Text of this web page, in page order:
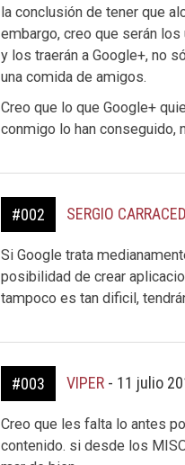
la conclusión de tener que
embargo, creo que serán
y los traerán a Google+, no
una comida de amigos.
Creo que lo que Google+
conmigo lo han conseguido,
#002 SERGIO
Si Google trata
posibilidad de crear
tampoco es tan dificil,
#003 VIPER- 11 julio
Creo que les falta lo antes
contenido. si desde los